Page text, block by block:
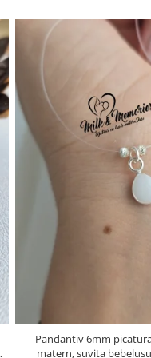
Pandantiv 6mm
matern, suvita